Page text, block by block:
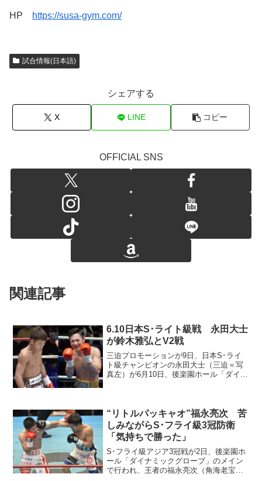
HP https://susa-gym.com/
試合情報(日本語)
シェアする
X LINE コピー
OFFICIAL SNS
関連記事
6.10日本S･ライト級戦 永田大士
が鈴木雅弘とV2戦
三迫プロモーションが9日、日本S･ライ
ト級チャンピオンの永田大士（三迫＝写
真左）が6月10日、後楽園ホール「ダイヤ
（31＝15勝6...
“リトルパッキャオ”福永亮次 苦
しみながらS･フライ級3冠防衛
「気持ちで勝った」
S･フライ級アジア3冠戦が2日、後楽園ホ
ール「ダイナミックグローブ」のメイン
で行われ、王者の福永亮次（角海老宝